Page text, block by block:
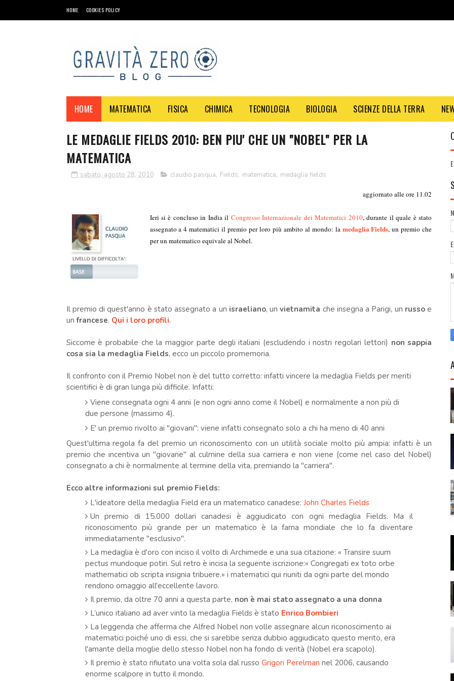
HOME COOKIES POLICY
HOME MATEMATICA FISICA CHIMICA TECNOLOGIA BIOLOGIA SCIENZE DELLA TERRA
LE MEDAGLIE FIELDS 2010: BEN PIU' CHE UN "NOBEL" PER LA
MATEMATICA
sabato, agosto 28, 2010 claudio pasqua, Fields, matematica, medaglia fields
aggiornato alle ore 11.02
Ieri si è concluso in India il Congresso Internazionale dei Matematici 2010, durante il quale è stato
assegnato a 4 matematici il premio per loro più ambito al mondo: la medaglia Fields, un premio che
per un matematico equivale al Nobel.
Il premio di quest'anno è stato assegnato a un israeliano, unvietnamita che insegna a Parigi, un russoe
unfrancese. Qui i loro profili.
Siccome è probabile che la maggior parte degli italiani (escludendo i nostri regolari lettori) non sappia
cosa sia la medaglia Fields, ecco un piccolo promemoria.
Il confronto con il Premio Nobel non è del tutto corretto: infatti vincere la medaglia Fields per meriti
scientifici è di gran lunga più difficile. Infatti:
Viene consegnata ogni 4 anni (e non ogni anno come il Nobel) e normalmente a non più di
due persone (massimo 4).
E' un premio rivolto ai "giovani": viene infatti consegnato solo a chi ha meno di 40 anni
Quest'ultima regola fa del premio un riconoscimento con un utilità sociale molto più ampia: infatti è un
premio che incentiva un "giovane" al culmine della sua carriera e non viene (come nel caso del Nobel)
consegnato a chi è normalmente al termine della vita, premiando la "carriera".
Ecco altre informazioni sul premio Fields:
L'ideatore della medaglia Field era un matematico canadese: John Charles Fields
Un premio di 15.000 dollari canadesi è aggiudicato con ogni medaglia Fields. Ma il
riconoscimento più grande per un matematico è la fama mondiale che lo fa diventare
immediatamente "esclusivo".
La medaglia è d'oro con inciso il volto di Archimede e una sua citazione: « Transire suum
pectus mundoque potiri. Sul retro è incisa la seguente iscrizione:« Congregati ex toto orbe
mathematici ob scripta insignia tribuere.» i matematici qui riuniti da ogni parte del mondo
rendono omaggio all'eccellente lavoro.
Il premio, da oltre 70 anni a questa parte, non è mai stato assegnato a una donna
L’unico italiano ad aver vinto la medaglia Fields è stato Enrico Bombieri
La leggenda che afferma che Alfred Nobel non volle assegnare alcun riconoscimento ai
matematici poiché uno di essi, che si sarebbe senza dubbio aggiudicato questo merito, era
l'amante della moglie dello stesso Nobel non ha fondo di verità (Nobel era scapolo).
Il premio è stato rifiutato una volta sola dal russo Grigori Perelman nel 2006, causando
enorme scalpore in tutto il mondo.